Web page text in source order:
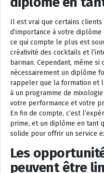
Il est vrai que certains
d’importance à votre
ce qui compte le plus est
créativité des cocktails et
barman. Cependant, même
nécessairement un diplôme
rappeler que la formation et
à un programme de
votre performance et votre
En fin de compte, c’est
prime, et un diplôme en tant
solide pour offrir un service
Les
peuvent être